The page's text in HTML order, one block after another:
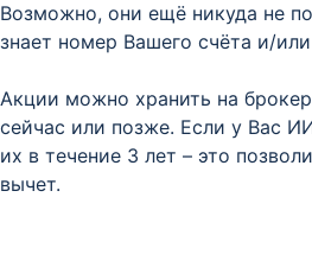
Возможно, они ещё никуда не
знает номер Вашего счёта и/
Акции можно хранить на
сейчас или позже. Если у Вас
их в течение 3 лет – это
вычет.